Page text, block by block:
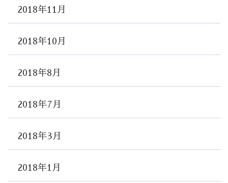
2018年11月
2018年10月
2018年8月
2018年7月
2018年3月
2018年1月